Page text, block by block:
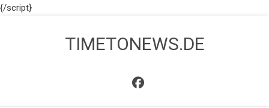
{/script}
TIMETONEWS.DE